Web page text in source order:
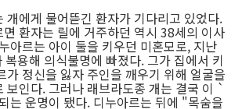
개에게 물어뜯긴 환자가 기다리고 있었다.
환자는 릴에 거주하던 역시 38세의 이사
아르는 아이 둘을 키우던 미혼모로, 지난
용해 의식불명에 빠졌다. 그가 집에서 키
가 정신을 잃자 주인을 깨우기 위해 얼굴을
보인다. 그러나 래브라도종 개는 결국 이 `
는 운명이 됐다. 디누아르는 뒤에 "목숨을